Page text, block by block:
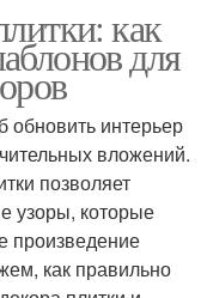
как
для
обновить интерьер
вложений.
позволяет
узоры, которые
произведение
как правильно